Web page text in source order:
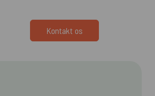
Kontakt os